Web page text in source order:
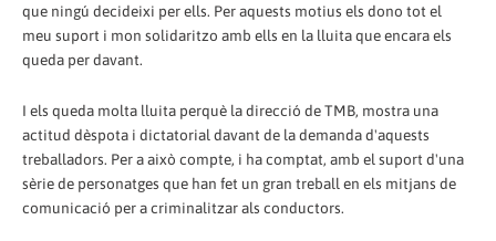
que ningú decideixi per ells. Per aquests motius els dono tot el
meu suport i mon solidaritzo amb ells en la lluita que encara els
queda per davant.
I els queda molta lluita perquè la direcció de TMB, mostra una
actitud dèspota i dictatorial davant de la demanda d'aquests
treballadors. Per a això compte, i ha comptat, amb el suport d'una
sèrie de personatges que han fet un gran treball en els mitjans de
comunicació per a criminalitzar als conductors.